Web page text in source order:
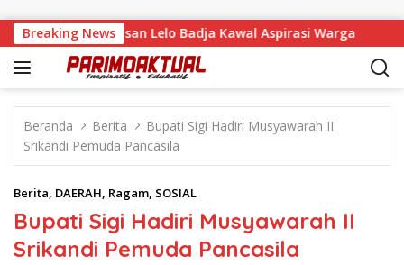
Breaking News
Tandaigi, Faisan Lelo Badja Kawal Aspirasi Warga
Beranda Berita
Bupati Sigi Hadiri Musyawarah II
Srikandi Pemuda Pancasila
Berita, DAERAH, Ragam, SOSIAL
Bupati Sigi Hadiri Musyawarah II
Srikandi Pemuda Pancasila